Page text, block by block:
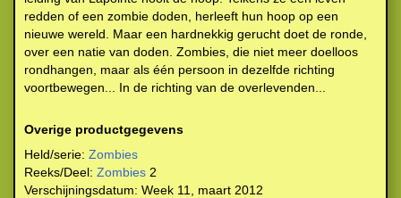
redden of een zombie doden, herleeft hun hoop op een
nieuwe wereld. Maar een hardnekkig gerucht doet de ronde,
over een natie van doden. Zombies, die niet meer doelloos
rondhangen, maar als één persoon in dezelfde richting
voortbewegen... In de richting van de overlevenden...
Overige productgegevens
Held/serie: Zombies
Reeks/Deel: Zombies 2
Verschijningsdatum: Week 11, maart 2012